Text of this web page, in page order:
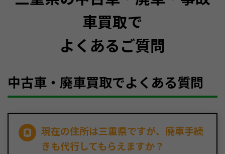
車買取で
よくあるご質問
中古車・廃車買取でよくある質問
現在の住所は三重県ですが、廃車手続
きも代行してもらえますか？